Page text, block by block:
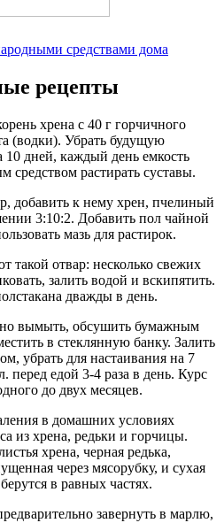
средствами дома
рецепты
хрена с 40 г горчичного
(водки). Убрать будущую
10 дней, каждый день емкость
средством растирать суставы.
добавить к нему хрен, пчелиный
3:10:2. Добавить пол чайной
мазь для растирок.
такой отвар: несколько свежих
залить водой и вскипятить.
дважды в день.
вымыть, обсушить бумажным
в стеклянную банку. Залить
убрать для настаивания на 7
перед едой 3-4 раза в день. Курс
до двух месяцев.
в домашних условиях
из хрена, редьки и горчицы.
хрена, черная редька,
через мясорубку, и сухая
в равных частях.
завернуть в марлю,